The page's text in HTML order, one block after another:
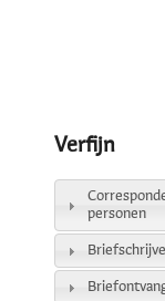
Verfijn
personen